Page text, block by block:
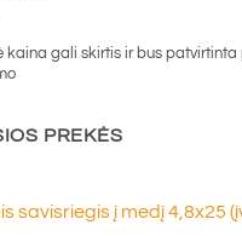
kaina gali skirtis ir bus patvirtinta
PREKĖS
savisriegis į medį 4,8x25